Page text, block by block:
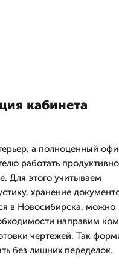
кабинета
а полноценный
работать
Для этого учитываем
хранение
в Новосибирска, можно
направим
чертежей. Так
без лишних переделок.